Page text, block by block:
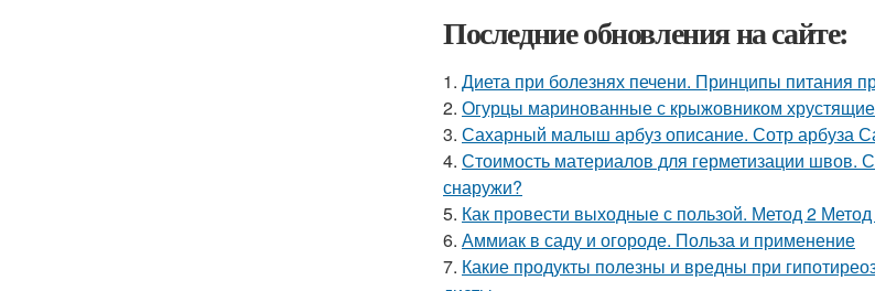
Последние обновления на сайте:
1. Диета при болезнях печени. Принципы питания
2. Огурцы маринованные с крыжовником
3. Сахарный малыш арбуз описание. Сотр арбуза
4. Стоимость материалов для герметизации швов.
снаружи?
5. Как провести выходные с пользой. Метод 2
6. Аммиак в саду и огороде. Польза и применение
7. Какие продукты полезны и вредны при